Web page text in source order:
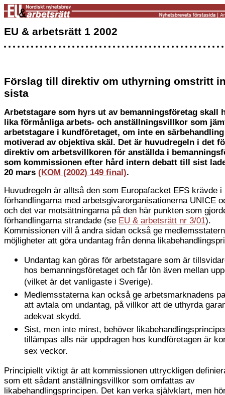
EU & arbetsrätt 1 2002
Förslag till direktiv om uthyrning omstritt
sista
Arbetstagare som hyrs ut av bemanningsföretag skall
lika förmånliga arbets- och anställningsvillkor som
arbetstagare i kundföretaget, om inte en
motiverad av objektiva skäl. Det är huvudregeln i det
direktiv om arbetsvillkoren för anställda i
som kommissionen efter hård intern debatt till sist
20 mars (KOM (2002) 149 final).
Huvudregeln är alltså den som Europafacket EFS krävde i
förhandlingarna med arbetsgivarorganisationerna UNICE
och det var motsättningarna på den här punkten som
förhandlingarna strandade (se EU & arbetsrätt nr 3/01).
Kommissionen vill å andra sidan också ge
möjligheter att göra undantag från denna
Undantag kan göras för arbetstagare som är
hos bemanningsföretaget och får lön även mellan
(vilket är det vanligaste i Sverige).
Medlemsstaterna kan också ge arbetsmarknadens
att avtala om undantag, på villkor att de uthyrda
adekvat skydd.
Sist, men inte minst, behöver
tillämpas alls när uppdragen hos kundföretagen är
sex veckor.
Principiellt viktigt är att kommissionen uttryckligen
som ett sådant anställningsvillkor som omfattas av
likabehandlingsprincipen. Det kan verka självklart, men